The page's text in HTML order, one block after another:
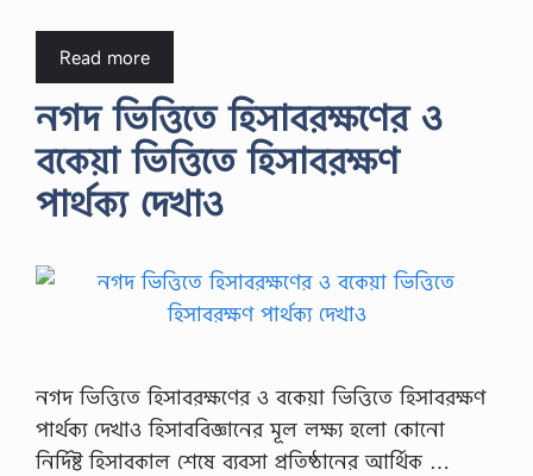
Read more
নগদ ভিত্তিতে হিসাবরক্ষণের ও
বকেয়া ভিত্তিতে হিসাবরক্ষণ
পার্থক্য দেখাও
নগদ ভিত্তিতে হিসাবরক্ষণের ও বকেয়া ভিত্তিতে হিসাবরক্ষণ
পার্থক্য দেখাও হিসাববিজ্ঞানের মূল লক্ষ্য হলো কোনো
নির্দিষ্ট হিসাবকাল শেষে ব্যবসা প্রতিষ্ঠানের আর্থিক …